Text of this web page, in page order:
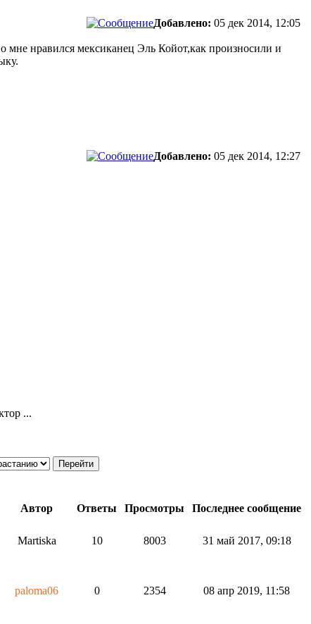
Добавлено: 05 дек 2014, 12:05
нравился мексиканец Эль Койот,как произносили и
Добавлено: 05 дек 2014, 12:27
...
Автор Ответы Просмотры
Последнее сообщение
Martiska 10 8003 31 май 2017, 09:18
paloma06 0 2354 08 апр 2019, 11:58